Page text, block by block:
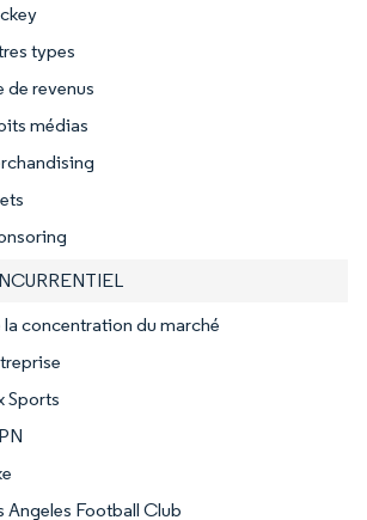
types
de revenus
médias
la concentration du marché
Sports
Angeles Football Club